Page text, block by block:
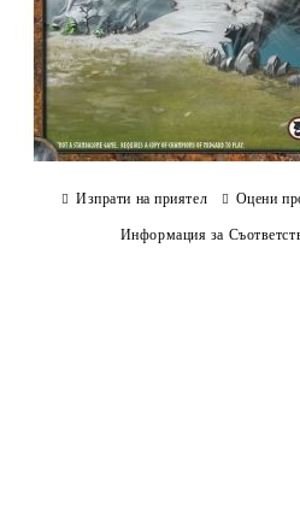
Изпрати на приятел Оцени
Информация за